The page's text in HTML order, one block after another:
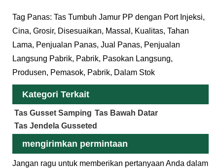
Tag Panas: Tas Tumbuh Jamur PP dengan Port Injeksi,
Cina, Grosir, Disesuaikan, Massal, Kualitas, Tahan
Lama, Penjualan Panas, Jual Panas, Penjualan
Langsung Pabrik, Pabrik, Pasokan Langsung,
Produsen, Pemasok, Pabrik, Dalam Stok
Kategori Terkait
Tas Gusset Samping Tas Bawah Datar
Tas Jendela Gusseted
mengirimkan permintaan
Jangan ragu untuk memberikan pertanyaan Anda dalam